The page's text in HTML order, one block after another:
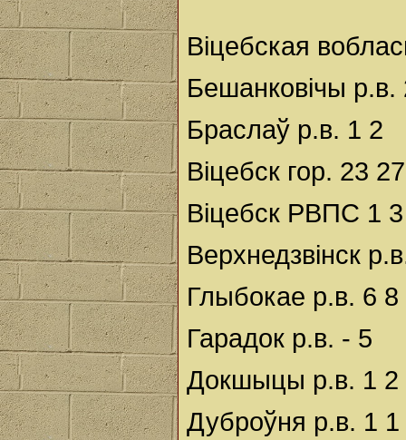
Віцебская
Бешанковічы р.в.
Браслаў р.в. 1 2
Віцебск гор. 23 27
Віцебск РВПС 1 3
Верхнедзвінск
Глыбокае р.в. 6 8
Гарадок р.в. - 5
Докшыцы р.в. 1 2
Дуброўня р.в. 1 1